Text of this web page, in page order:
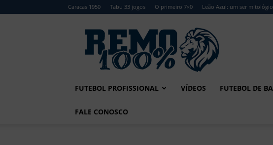
Caracas 1950 Tabu 33 jogos O primeiro 7×0 Leão Azul: um ser
Remo
FUTEBOL PROFISSIONAL VÍDEOS FUTEBOL DE
FALE CONOSCO